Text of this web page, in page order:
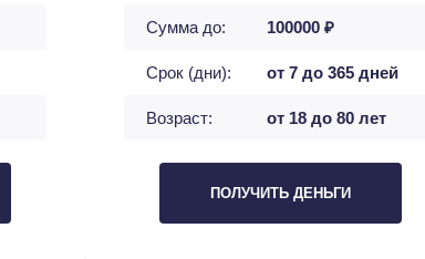
Сумма до: 100000 ₽
Срок (дни): от 7 до 365 дней
Возраст: от 18 до 80 лет
ПОЛУЧИТЬ ДЕНЬГИ